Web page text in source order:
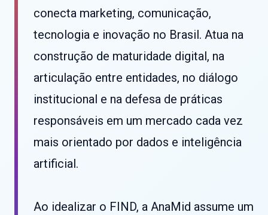
conecta marketing, comunicação,
tecnologia e inovação no Brasil. Atua na
construção de maturidade digital, na
articulação entre entidades, no diálogo
institucional e na defesa de práticas
responsáveis em um mercado cada vez
mais orientado por dados e inteligência
artificial.
Ao idealizar o FIND, a AnaMid assume um